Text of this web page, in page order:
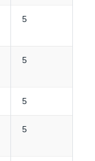
5
5
5
5